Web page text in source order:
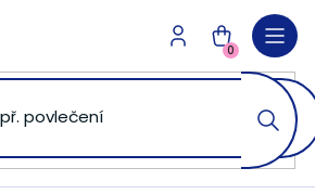
NÁKUPNÍ
KOŠÍK
0